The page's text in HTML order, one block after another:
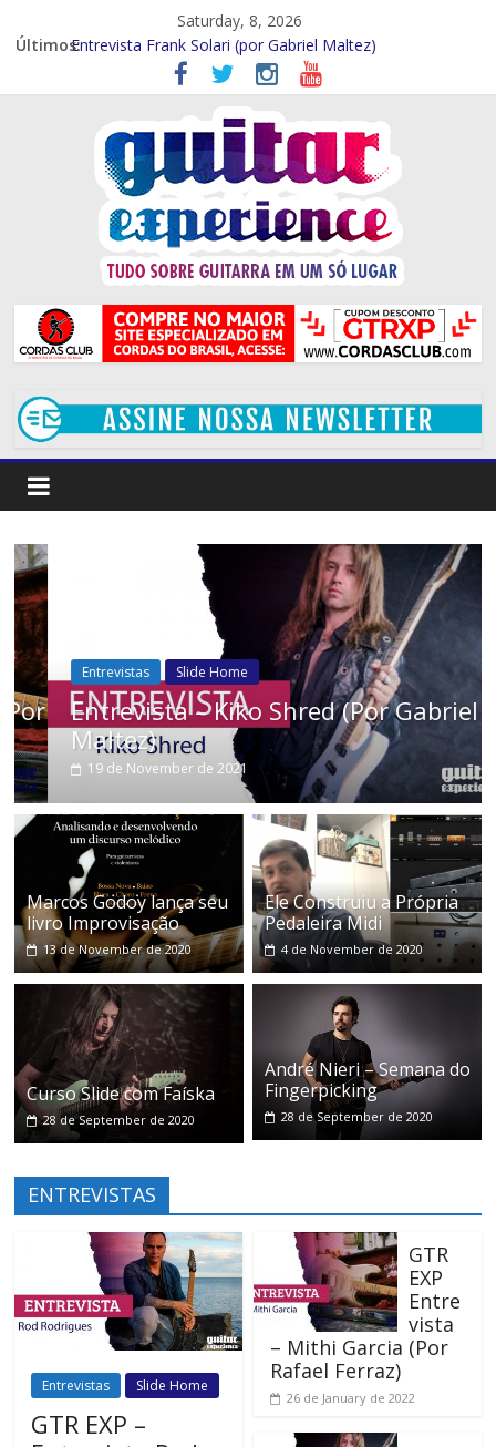
Saturday, 8, 2026
Últimos:
Entrevista – Kiko Shred (Por Gabriel Maltez)
Entrevista Frank Solari (por Gabriel Maltez)
GTR EXP Entrevista – Marcelo Souza (por Gabriel Maltez)
GTR EXP – Entrevista Rod Rodrigues (Por Rafael Ferraz)
GTR EXP Entrevista – Mithi Garcia (Por Rafael Ferraz)
Entrevistas Slide Home
Entrevista – Kiko Shred (Por Gabriel
Maltez)
19 de November de 2021
Marcos Godoy lança seu
livro Improvisação
13 de November de 2020
Ele Construiu a Própria
Pedaleira Midi
4 de November de 2020
Curso Slide com Faíska
28 de September de 2020
André Nieri – Semana do
Fingerpicking
28 de September de 2020
ENTREVISTAS
Entrevistas Slide Home
GTR EXP –
GTR
EXP
Entre
vista
– Mithi Garcia (Por
Rafael Ferraz)
26 de January de 2022